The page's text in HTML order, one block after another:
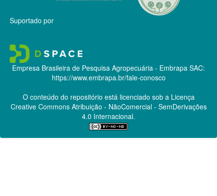
Suportado por
Empresa Brasileira de Pesquisa Agropecuária - Embrapa SAC:
https://www.embrapa.br/fale-conosco
O conteúdo do repositório está licenciado sob a Licença
Creative CommonsAtribuição - NãoComercial - SemDerivações
4.0 Internacional.